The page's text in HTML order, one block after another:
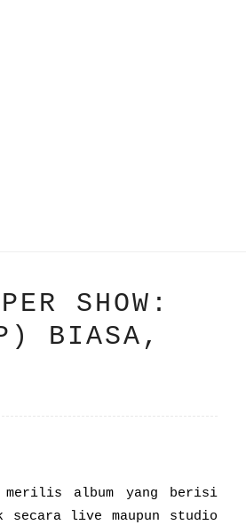
SHOW:
BIASA,
merilis album yang berisi
secara live maupun studio